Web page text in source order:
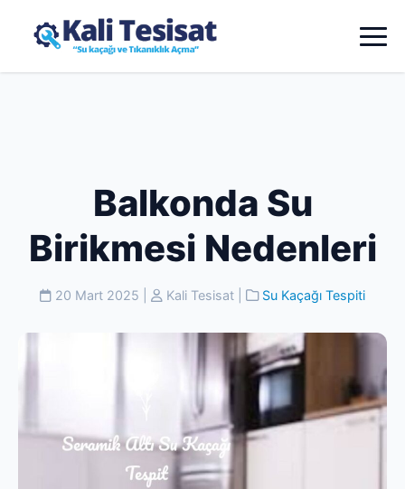
Balkonda Su
Birikmesi Nedenleri
20 Mart 2025 Kali Tesisat Su Kaçağı Tespiti